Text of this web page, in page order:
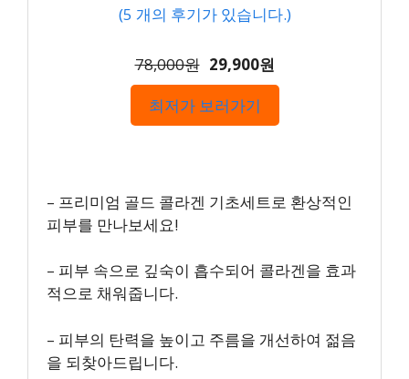
(5 개의 후기가 있습니다.)
78,000원 29,900원
최저가 보러가기
– 프리미엄 골드 콜라겐 기초세트로 환상적인
피부를 만나보세요!
– 피부 속으로 깊숙이 흡수되어 콜라겐을 효과
적으로 채워줍니다.
– 피부의 탄력을 높이고 주름을 개선하여 젊음
을 되찾아드립니다.